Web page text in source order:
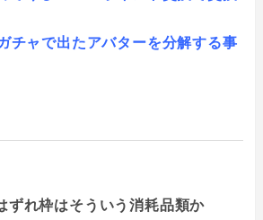
チャで出たアバターを分解する事
ずれ枠はそういう消耗品類か